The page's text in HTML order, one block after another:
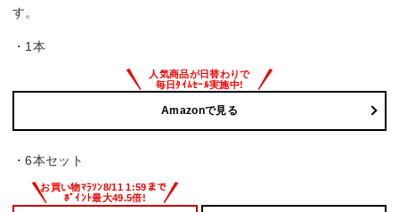
す。
・1本
Amazonで見る
・6本セット